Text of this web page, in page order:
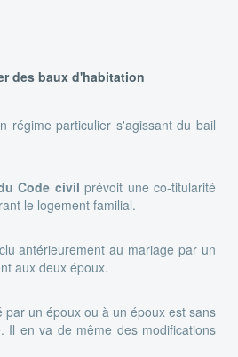
des baux d'habitation
régime particulier s'agissant du bail
Code civil prévoit une co-titularité
le logement familial.
antérieurement au mariage par un
aux deux époux.
par un époux ou à un époux est sans
Il en va de même des modifications